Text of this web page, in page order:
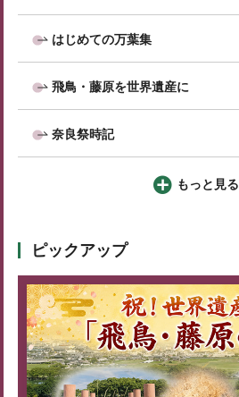
はじめての万葉集
飛鳥・藤原を世界遺産に
奈良祭時記
もっと見る
ピックアップ